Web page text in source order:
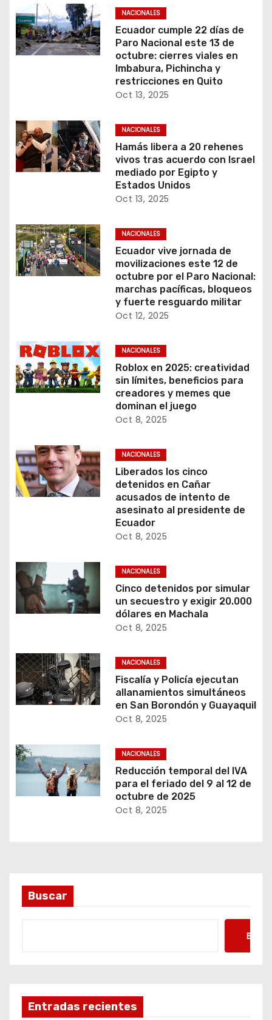
NACIONALES
Ecuador cumple 22 días de
Paro Nacional este 13 de
octubre: cierres viales en
Imbabura, Pichincha y
restricciones en Quito
Oct 13, 2025
NACIONALES
Hamás libera a 20 rehenes
vivos tras acuerdo con Israel
mediado por Egipto y
Estados Unidos
Oct 13, 2025
NACIONALES
Ecuador vive jornada de
movilizaciones este 12 de
octubre por el Paro Nacional:
marchas pacíficas, bloqueos
y fuerte resguardo militar
Oct 12, 2025
NACIONALES
Roblox en 2025: creatividad
sin límites, beneficios para
creadores y memes que
dominan el juego
Oct 8, 2025
NACIONALES
Liberados los cinco
detenidos en Cañar
acusados de intento de
asesinato al presidente de
Ecuador
Oct 8, 2025
NACIONALES
Cinco detenidos por simular
un secuestro y exigir 20.000
dólares en Machala
Oct 8, 2025
NACIONALES
Fiscalía y Policía ejecutan
allanamientos simultáneos
en San Borondón y Guayaquil
Oct 8, 2025
NACIONALES
Reducción temporal del IVA
para el feriado del 9 al 12 de
octubre de 2025
Oct 8, 2025
Buscar
Entradas recientes